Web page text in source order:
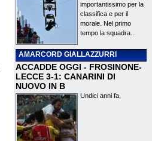
importantissimo per la
classifica e per il
morale. Nel primo
tempo la squadra...
AMARCORD GIALLAZZURRI
ACCADDE OGGI - FROSINONE-
LECCE 3-1: CANARINI DI
NUOVO IN B
Undici anni fa,